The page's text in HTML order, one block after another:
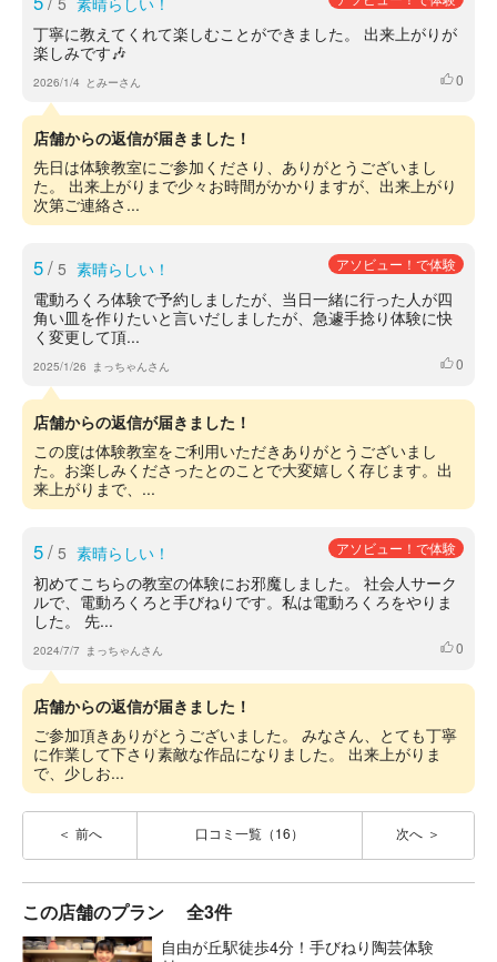
丁寧に教えてくれて楽しむことができました。 出来上がりが
楽しみです🎶
2026/1/4 とみーさん いいね
0
店舗からの返信が届きました！
先日は体験教室にご参加くださり、ありがとうございまし
た。 出来上がりまで少々お時間がかかりますが、出来上がり
次第ご連絡さ...
5/ 5 素晴らしい！ アソビュー！で体験
電動ろくろ体験で予約しましたが、当日一緒に行った人が四
角い皿を作りたいと言いだしましたが、急遽手捻り体験に快
く変更して頂...
2025/1/26 まっちゃんさん いいね
0
店舗からの返信が届きました！
この度は体験教室をご利用いただきありがとうございまし
た。お楽しみくださったとのことで大変嬉しく存じます。出
来上がりまで、...
5/ 5 素晴らしい！ アソビュー！で体験
初めてこちらの教室の体験にお邪魔しました。 社会人サーク
ルで、電動ろくろと手びねりです。私は電動ろくろをやりま
した。 先...
2024/7/7 まっちゃんさん いいね
0
店舗からの返信が届きました！
ご参加頂きありがとうございました。 みなさん、とても丁寧
に作業して下さり素敵な作品になりました。 出来上がりま
で、少しお...
前へ 口コミ一覧（16） 次へ
この店舗のプラン 全3件
自由が丘駅徒歩4分！手びねり陶芸体験